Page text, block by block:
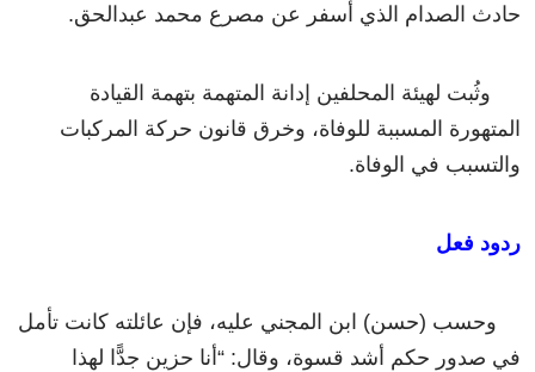
حادث الصدام الذي أسفر عن مصرع محمد عبدالحق.
وثُبت لهيئة المحلفين إدانة المتهمة بتهمة القيادة
المتهورة المسببة للوفاة، وخرق قانون حركة المركبات
والتسبب في الوفاة.
ردود فعل
وحسب (حسن) ابن المجني عليه، فإن عائلته كانت تأمل
في صدور حكم أشد قسوة، وقال: “أنا حزين جدًّا لهذا